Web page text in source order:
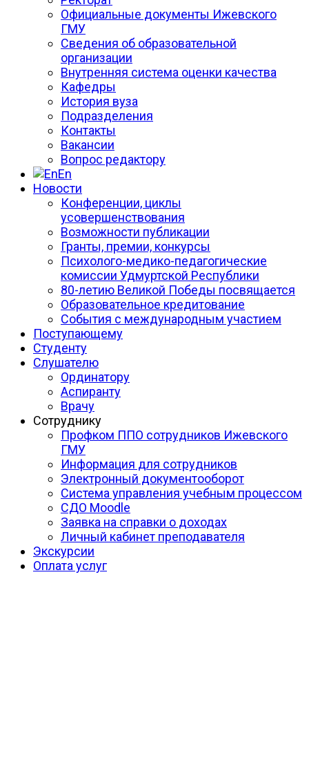
Официальные документы Ижевского
ГМУ
Сведения об образовательной
организации
Внутренняя система оценки качества
Кафедры
История вуза
Подразделения
Контакты
Вакансии
Вопрос редактору
En
Новости
Конференции, циклы
усовершенствования
Возможности публикации
Гранты, премии, конкурсы
Психолого-медико-педагогические
комиссии Удмуртской Республики
80-летию Великой Победы посвящается
Образовательное кредитование
События с международным участием
Поступающему
Студенту
Слушателю
Ординатору
Аспиранту
Врачу
Сотруднику
Профком ППО сотрудников Ижевского
ГМУ
Информация для сотрудников
Электронный документооборот
Система управления учебным процессом
СДО Moodle
Заявка на справки о доходах
Личный кабинет преподавателя
Экскурсии
Оплата услуг